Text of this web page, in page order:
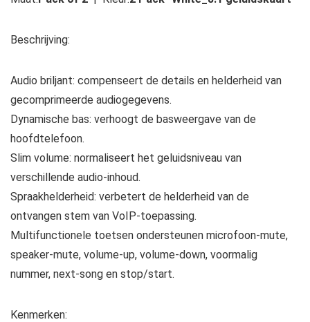
Beschrijving:
Audio briljant: compenseert de details en helderheid van
gecomprimeerde audiogegevens.
Dynamische bas: verhoogt de basweergave van de
hoofdtelefoon.
Slim volume: normaliseert het geluidsniveau van
verschillende audio-inhoud.
Spraakhelderheid: verbetert de helderheid van de
ontvangen stem van VoIP-toepassing.
Multifunctionele toetsen ondersteunen microfoon-mute,
speaker-mute, volume-up, volume-down, voormalig
nummer, next-song en stop/start.
Kenmerken: